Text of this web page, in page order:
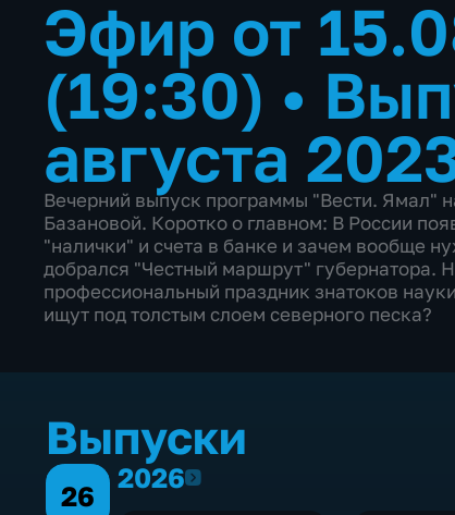
Эфир от
(19:30) •
августа
Вечерний выпуск программы "Вести. Ямал"
Базановой. Коротко о главном: В России
"налички" и счета в банке и зачем вообще
добрался "Честный маршрут" губернатора.
профессиональный праздник знатоков
ищут под толстым слоем северного песка?
Выпуски
26
20262026